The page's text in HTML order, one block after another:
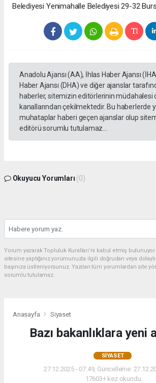
Belediyesi Yenimahalle Belediyesi 29-32
Anadolu Ajansı (AA), İhlas Haber Ajansı
Haber Ajansı (DHA) ve diğer ajanslar
haberler, sitemizin editörlerinin müdahalesi
kanallarından çekilmektedir. Bu haberlerde
muhataplar haberi geçen ajanslar olup
editörü sorumlu tutulamaz...
Okuyucu Yorumları (0)
Yorum yazarak Topluluk Kuralları’nı kabul etmiş
sitesine yaptığınız yorumunuzla ilgili doğrudan veya
başınıza üstleniyorsunuz. Yazılan tüm yorumlardan site
sorumlu tutulamaz.
Anasayfa Siyaset
Bazı bakanlıklara yeni
SIYASET
27.12.2025 - 07:49, Güncelleme:
17603+ kez okundu.